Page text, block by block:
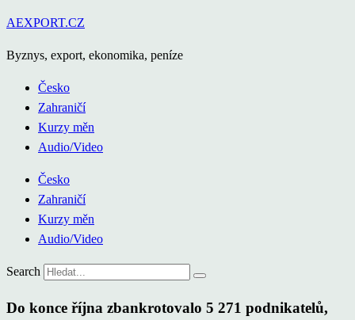
Přejít
obsahu
AEXPORT.CZ
Byznys, export, ekonomika, peníze
Česko
Zahraničí
Kurzy měn
Audio/Video
Česko
Zahraničí
Kurzy měn
Audio/Video
Search
Do konce října zbankrotovalo 5 271 podnikatelů,